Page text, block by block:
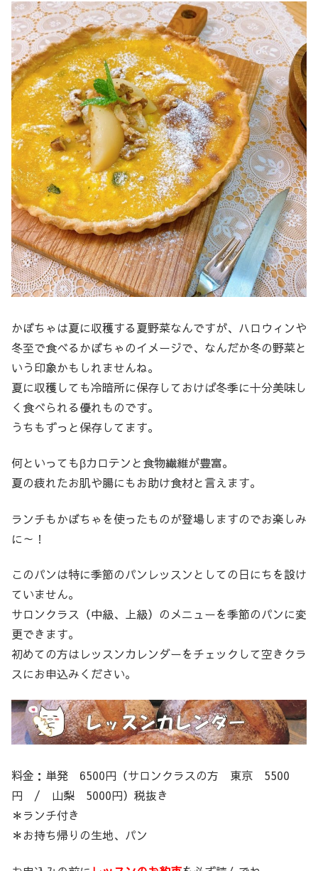
かぼちゃは夏に収穫する夏野菜なんですが、ハロウィンや
冬至で食べるかぼちゃのイメージで、なんだか冬の野菜と
いう印象かもしれませんね。
夏に収穫しても冷暗所に保存しておけば冬季に十分美味し
く食べられる優れものです。
うちもずっと保存してます。
何といってもβカロテンと食物繊維が豊富。
夏の疲れたお肌や腸にもお助け食材と言えます。
ランチもかぼちゃを使ったものが登場しますのでお楽しみ
に～！
このパンは特に季節のパンレッスンとしての日にちを設け
ていません。
サロンクラス（中級、上級）のメニューを季節のパンに変
更できます。
初めての方はレッスンカレンダーをチェックして空きクラ
スにお申込みください。
料金：単発 6500円（サロンクラスの方 東京 5500
円 / 山梨 5000円）税抜き
＊ランチ付き
＊お持ち帰りの生地、パン